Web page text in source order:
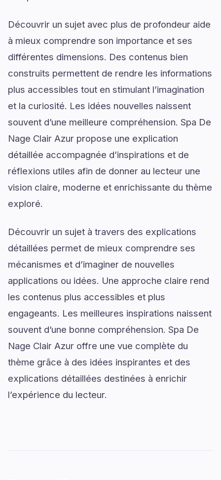
Découvrir un sujet avec plus de profondeur aide
à mieux comprendre son importance et ses
différentes dimensions. Des contenus bien
construits permettent de rendre les informations
plus accessibles tout en stimulant l’imagination
et la curiosité. Les idées nouvelles naissent
souvent d’une meilleure compréhension. Spa De
Nage Clair Azur propose une explication
détaillée accompagnée d’inspirations et de
réflexions utiles afin de donner au lecteur une
vision claire, moderne et enrichissante du thème
exploré.
Découvrir un sujet à travers des explications
détaillées permet de mieux comprendre ses
mécanismes et d’imaginer de nouvelles
applications ou idées. Une approche claire rend
les contenus plus accessibles et plus
engageants. Les meilleures inspirations naissent
souvent d’une bonne compréhension. Spa De
Nage Clair Azur offre une vue complète du
thème grâce à des idées inspirantes et des
explications détaillées destinées à enrichir
l’expérience du lecteur.